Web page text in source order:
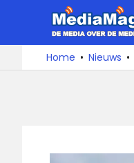
de
De
media
over
Home Nieuws